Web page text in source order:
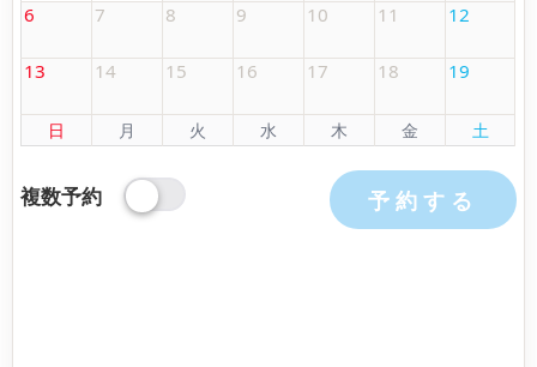
6 7 8 9 10 11 12
13 14 15 16 17 18 19
日 月 火 水 木 金 土
複数予約 予約する